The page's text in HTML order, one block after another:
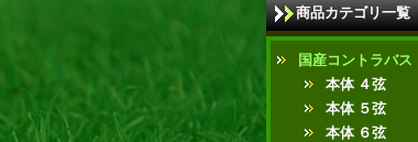
商品カテゴリ一覧
国産コントラバス
本体 ４弦
本体 ５弦
本体 ６弦